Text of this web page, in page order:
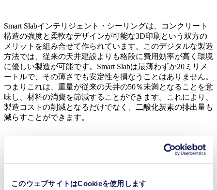
このウェブサイトはCookieを使用します
Smart Slabインテリジェント・シーリングは、コンクリート
構造の強度と柔軟なデザインが可能な3D印刷という双方の
メリットを組み合せて作られています。このデジタルな製造
方法では、従来の天井建設よりも格段に費用効率が高く環境
に優しい製造が可能です。Smart Slabは最薄わずか20ミリメ
ートルで、その薄さでも安定性を損なうことはありません。
つまりこれは、重量が従来の天井の50％未満となることを意
味し、材料の消費を節減することができます。これにより、
製造コストの削減となるだけでなく、二酸化炭素の排出量も
減らすことができます。